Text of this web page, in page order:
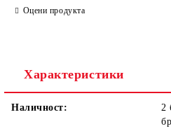
Оцени продукта
Характеристики
Наличност:
2